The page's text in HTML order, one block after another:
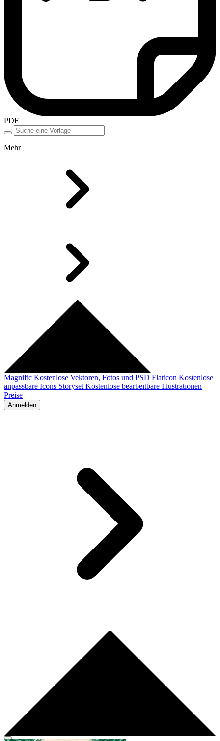
PDF
Mehr
Magnific Kostenlose Vektoren, Fotos und PSD Flaticon Kostenlose
anpassbare Icons Storyset Kostenlose bearbeitbare Illustrationen
Preise
Anmelden